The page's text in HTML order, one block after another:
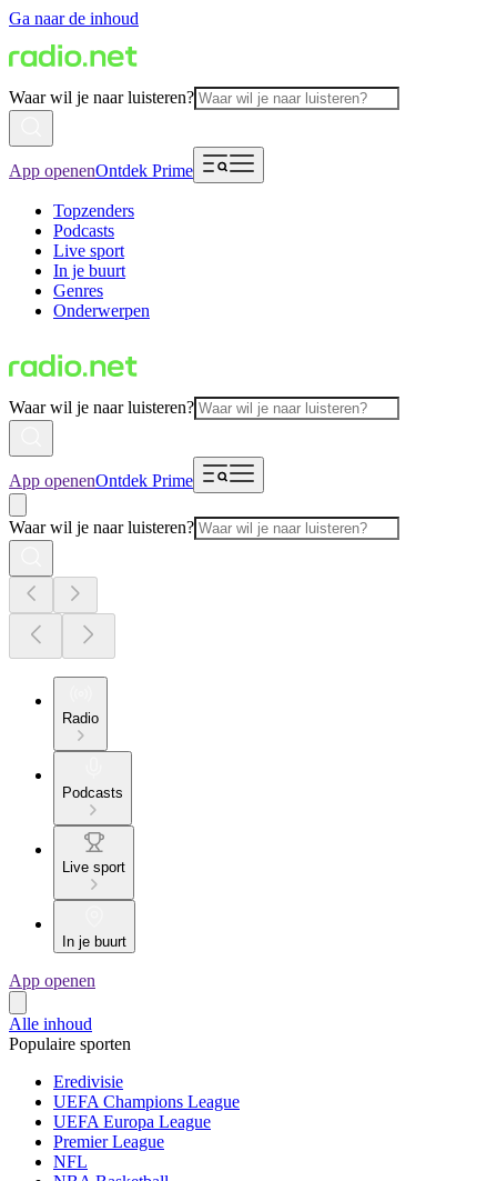
Ga naar de inhoud
Waar wil je naar luisteren?
App openenOntdek Prime
Topzenders
Podcasts
Live sport
In je buurt
Genres
Onderwerpen
Waar wil je naar luisteren?
App openenOntdek Prime
Waar wil je naar luisteren?
Radio
Podcasts
Live sport
In je buurt
App openen
Alle inhoud
Populaire sporten
Eredivisie
UEFA Champions League
UEFA Europa League
Premier League
NFL